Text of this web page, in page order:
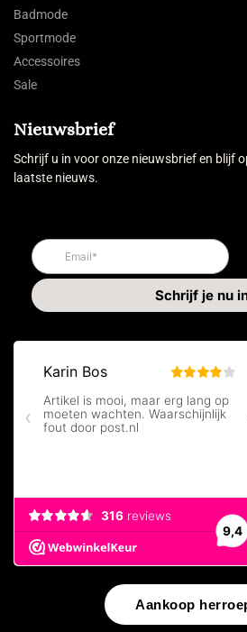
Badmode
Sportmode
Accessoires
Sale
Nieuwsbrief
Schrijf u in voor onze nieuwsbrief en blijf
laatste nieuws.
Aankoop